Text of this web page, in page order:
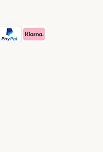
Method
Method
Payment Method
Payment Method
Klarna Payment Method
Method
Method